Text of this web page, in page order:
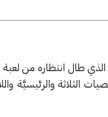
الثلاثة والرئيسيَّة